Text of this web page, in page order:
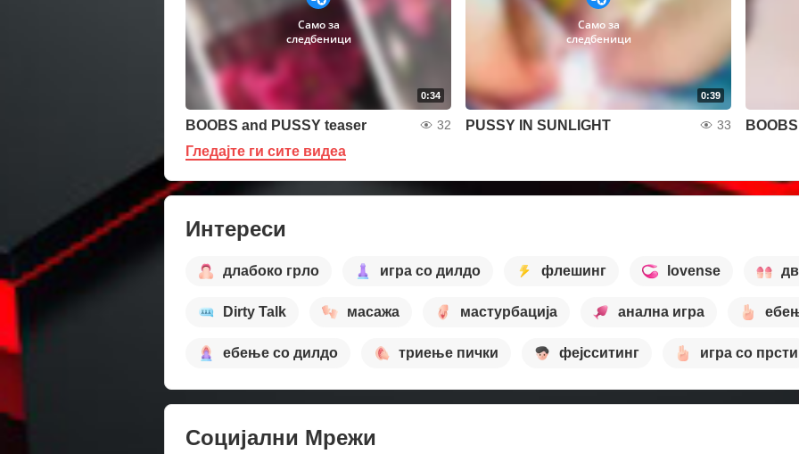
0:34
Само за
следбеници
BOOBS and PUSSY teaser 32
0:39
Само за
следбеници
PUSSY IN SUNLIGHT 33
Гледајте ги сите видеа
Интереси
длабоко грло игра со дилдо флешинг lovense
Dirty Talk масажа мастурбација анална игра
ебење со дилдо триење пички фејсситинг игра со прсти
Социјални Мрежи